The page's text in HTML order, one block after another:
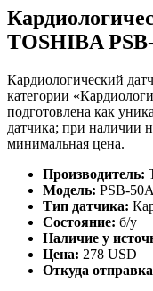
TOSHIBA
Кардиологический
категории
подготовлена как
датчика; при наличии
минимальная цена.
Производитель:
Модель: PSB-50A
Тип датчика:
Состояние: б/у
Наличие у
Цена: 278 USD
Откуда